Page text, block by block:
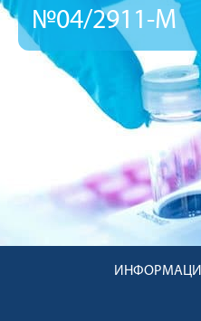
№04/2911-М